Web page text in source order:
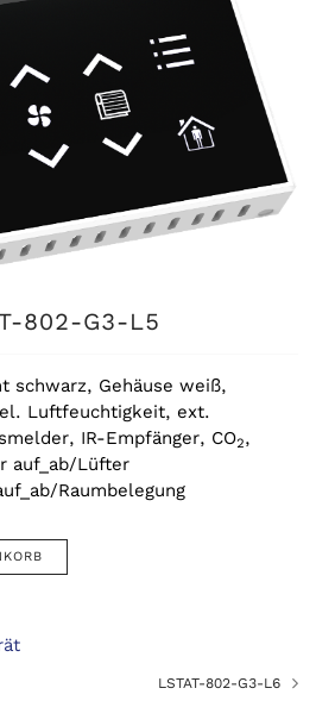
802-G3-L5
schwarz, Gehäuse weiß,
Luftfeuchtigkeit, ext.
IR-Empfänger, CO2,
auf_ab/Lüfter
Raumbelegung
LSTAT-802-G3-L6